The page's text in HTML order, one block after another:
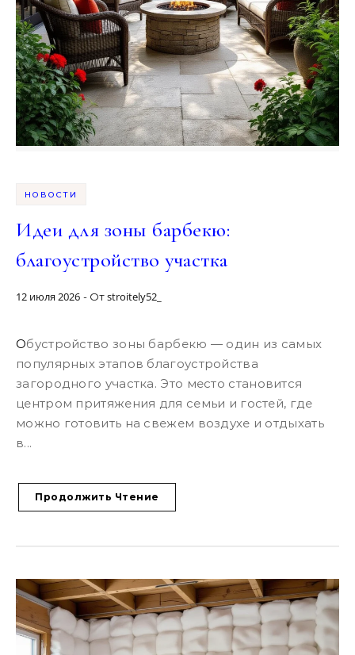
НОВОСТИ
Идеи для зоны барбекю:
благоустройство участка
12 июля 2026 - Отstroitely52_
Обустройство зоны барбекю — один из самых
популярных этапов благоустройства
загородного участка. Это место становится
центром притяжения для семьи и гостей, где
можно готовить на свежем воздухе и отдыхать
в...
Продолжить Чтение